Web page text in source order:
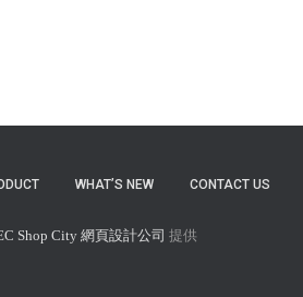
WHAT’S NEW CONTACT US
Shop City網頁設計公司 提供